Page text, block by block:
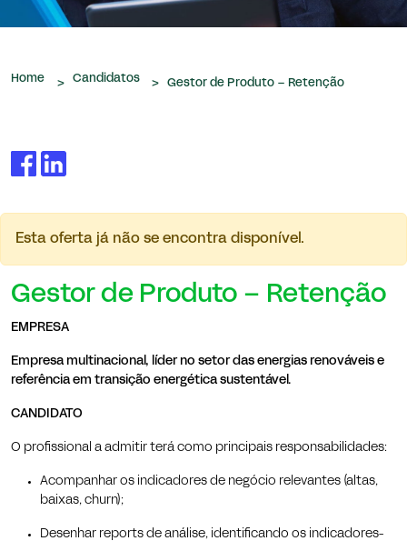
que nos são confiados.
Home > Candidatos > Gestor de Produto – Retenção
Esta oferta já não se encontra disponível.
Gestor de Produto – Retenção
EMPRESA
Empresa multinacional, líder no setor das energias renováveis e
referência em transição energética sustentável.
CANDIDATO
O profissional a admitir terá como principais responsabilidades:
Acompanhar os indicadores de negócio relevantes (altas,
baixas, churn);
Desenhar reports de análise, identificando os indicadores-